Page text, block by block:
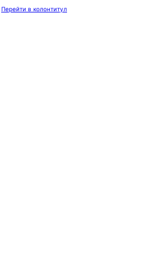
Перейти в колонтитул